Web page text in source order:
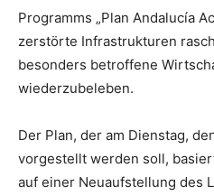
Programms „Plan Andalucía
zerstörte Infrastrukturen
besonders betroffene
wiederzubeleben.
Der Plan, der am Dienstag,
vorgestellt werden soll,
auf einer Neuaufstellung des